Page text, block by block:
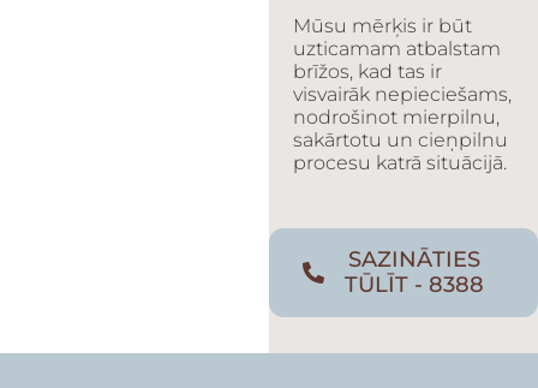
Mūsu mērķis ir būt
uzticamam atbalstam
brīžos, kad tas ir
visvairāk nepieciešams,
nodrošinot mierpilnu,
sakārtotu un cieņpilnu
procesu katrā situācijā.
SAZINĀTIES
TŪLĪT - 8388